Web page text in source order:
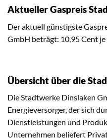
Aktueller Gaspreis
Der aktuell günstigste
GmbH beträgt: 10,95 Cent
Übersicht über die
Die Stadtwerke Dinslaken
Energieversorger, der sich
Dienstleistungen und
Unternehmen beliefert